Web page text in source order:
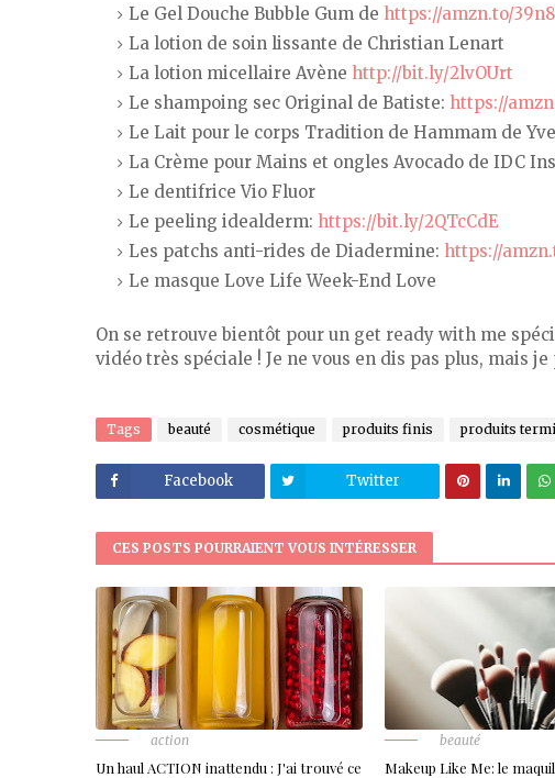
Le Gel Douche Bubble Gum de https://amzn.to/
La lotion de soin lissante de Christian Lenart
La lotion micellaire Avène http://bit.ly/2lvOUrt
Le shampoing sec Original de Batiste: https://
Le Lait pour le corps Tradition de Hammam de
La Crème pour Mains et ongles Avocado de IDC
Le dentifrice Vio Fluor
Le peeling idealderm: https://bit.ly/2QTcCdE
Les patchs anti-rides de Diadermine: https://
Le masque Love Life Week-End Love
On se retrouve bientôt pour un get ready with me
vidéo très spéciale ! Je ne vous en dis pas plus, mais
Tags beauté cosmétique produits finis produits
Facebook Twitter
CES POSTS POURRAIENT VOUS INTÉRESSER
action
Un haul ACTION inattendu : J'ai trouvé ce
beauté
Makeup Like Me: le